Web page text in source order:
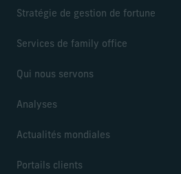
Stratégie de gestion de fortune
Services de family office
Qui nous servons
Analyses
Actualités mondiales
Portails clients